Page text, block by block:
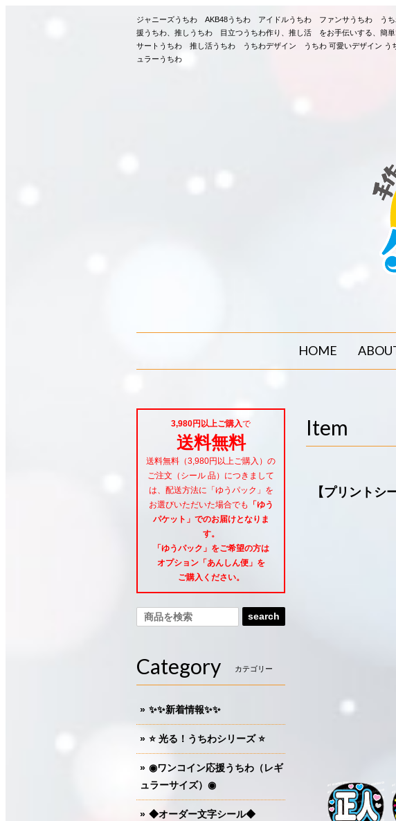
ジャニーズうちわ AKB48うちわ アイドルうちわ ファンサうちわ う
援うちわ、推しうちわ 目立つうちわ作り、推し活 をお手伝いする、簡
サートうちわ 推し活うちわ うちわデザイン うちわ 可愛いデザイン
ュラーうちわ
HOME
Item
【プリントシ
3,980円以上ご購入で
送料無料
送料無料（3,980円以上ご購入）の
ご注文（シール 品）につきまして
は、配送方法に「ゆうパック」を
お選びいただいた場合でも
「ゆう
パケット」でのお届けとなりま
す。
「ゆうパック」をご希望の方は
オプション「あんしん便」 を
ご購入ください。
search
Category カテゴリー
✨✨新着情報✨✨
⭐️ 光る！うちわシリーズ ⭐️
◉ワンコイン応援うちわ（レギ
ュラーサイズ）◉
◆オーダー文字シール◆